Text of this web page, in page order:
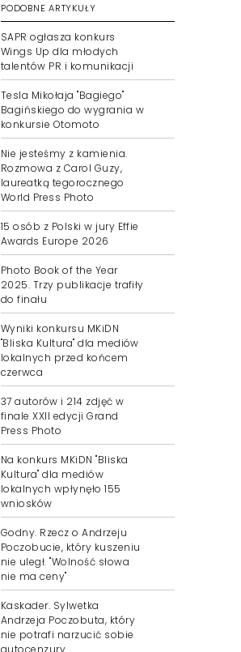
PODOBNE ARTYKUŁY
SAPR ogłasza konkurs
Wings Up dla młodych
talentów PR i komunikacji
Tesla Mikołaja "Bagiego"
Bagińskiego do wygrania w
konkursie Otomoto
Nie jesteśmy z kamienia.
Rozmowa z Carol Guzy,
laureatką tegorocznego
World Press Photo
15 osób z Polski w jury Effie
Awards Europe 2026
Photo Book of the Year
2025. Trzy publikacje trafiły
do finału
Wyniki konkursu MKiDN
"Bliska Kultura" dla mediów
lokalnych przed końcem
czerwca
37 autorów i 214 zdjęć w
finale XXII edycji Grand
Press Photo
Na konkurs MKiDN "Bliska
Kultura" dla mediów
lokalnych wpłynęło 155
wniosków
Godny. Rzecz o Andrzeju
Poczobucie, który kuszeniu
nie uległ. "Wolność słowa
nie ma ceny"
Kaskader. Sylwetka
Andrzeja Poczobuta, który
nie potrafi narzucić sobie
autocenzury